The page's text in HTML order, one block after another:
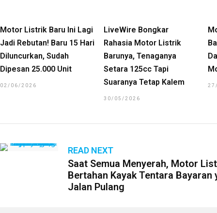
Motor Listrik Baru Ini Lagi
Jadi Rebutan! Baru 15 Hari
Diluncurkan, Sudah
Dipesan 25.000 Unit
02/06/2026
LiveWire Bongkar
Rahasia Motor Listrik
Barunya, Tenaganya
Setara 125cc Tapi
Suaranya Tetap Kalem
30/05/2026
READ NEXT
Saat Semua Menyerah, Motor
Bertahan Kayak Tentara Bayaran
Jalan Pulang